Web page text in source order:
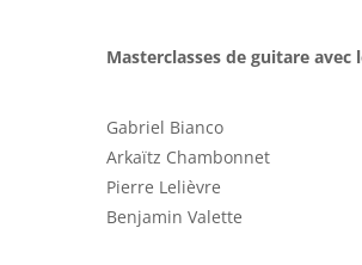
Masterclasses de guitare avec
Gabriel Bianco
Arkaïtz Chambonnet
Pierre Lelièvre
Benjamin Valette